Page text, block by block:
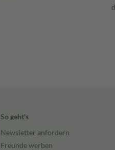
So geht's
Newsletter anfordern
Freunde werben